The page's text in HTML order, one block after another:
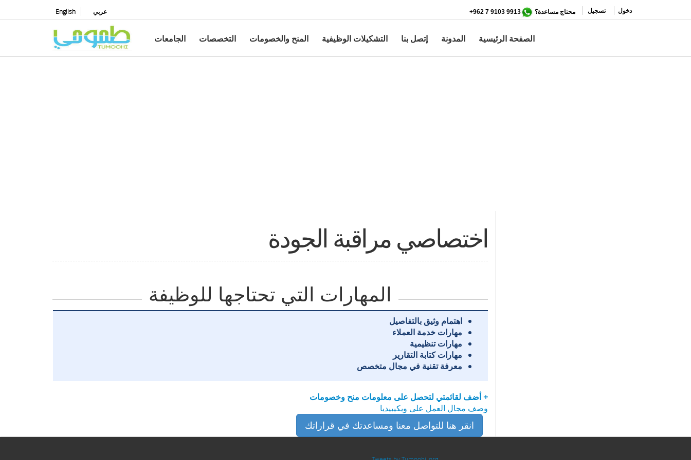
إلى
English عربي تسجيل دخول محتاج مساعدة؟ 9913 9103 7 962+
الجامعات التخصصات المنح والخصومات التشكيلات الوظيفية إتصل بنا المدونة الصفحة الرئيسية
اختصاصي مراقبة الجودة
المهارات التي تحتاجها للوظيفة
اهتمام وثيق بالتفاصيل
مهارات خدمة العملاء
مهارات تنظيمية
مهارات كتابة التقارير
معرفة تقنية في مجال متخصص
+ أضف لقائمتي لتحصل على معلومات منح وخصومات
وصف مجال العمل على ويكيبيديا
انقر هنا للتواصل معنا ومساعدتك في قراراتك